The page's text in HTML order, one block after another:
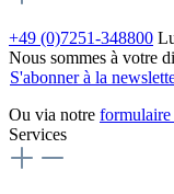
+49 (0)7251-348800
Nous sommes à votre
S'abonner à la
Ou via notre formulaire
Services